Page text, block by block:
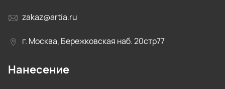
zakaz@artia.ru
г. Москва, Бережковская наб. 20стр77
Нанесение